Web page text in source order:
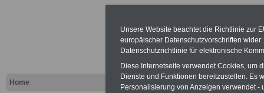
Home
Steuern
Lexikon für
A B
C
K
L M N O P
Unsere Website beachtet die Richtlinie zur
europäischer Datenschutzvorschriften
Datenschutzrichtlinie für elektronische
Diese Internetseite verwendet Cookies, um
Dienste und Funktionen bereitzustellen. Es
Personalisierung von Anzeigen verwendet